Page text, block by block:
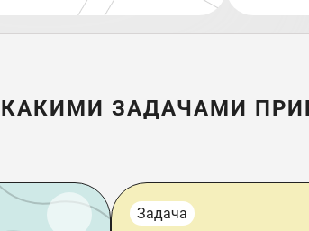
ЗАДАЧАМИ
Задача